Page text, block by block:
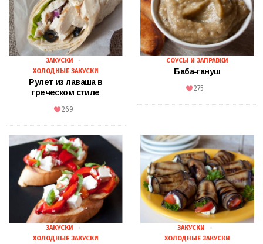
ЗАКУСКИ
ХОЛОДНЫЕ ЗАКУСКИ
Рулет из лаваша в
греческом стиле
269
СОУСЫ И ЗАПРАВКИ
Баба-гануш
275
ЗАКУСКИ
ХОЛОДНЫЕ ЗАКУСКИ
ЗАКУСКИ
ХОЛОДНЫЕ ЗАКУСКИ